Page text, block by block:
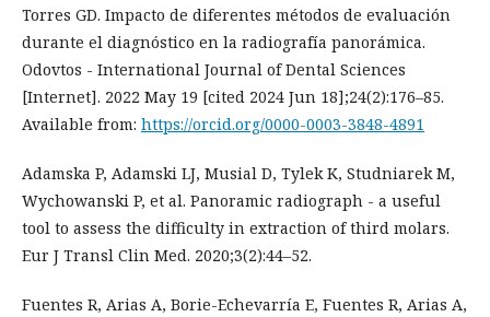
Torres GD. Impacto de diferentes métodos de evaluación
durante el diagnóstico en la radiografía panorámica.
Odovtos - International Journal of Dental Sciences
[Internet]. 2022 May 19 [cited 2024 Jun 18];24(2):176–85.
Available from: https://orcid.org/0000-0003-3848-4891
Adamska P, Adamski LJ, Musial D, Tylek K, Studniarek M,
Wychowanski P, et al. Panoramic radiograph - a useful
tool to assess the difficulty in extraction of third molars.
Eur J Transl Clin Med. 2020;3(2):44–52.
Fuentes R, Arias A, Borie-Echevarría E, Fuentes R, Arias A,